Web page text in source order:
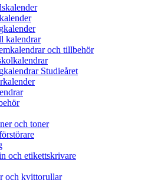
kalendrar
och tillbehör
Studieåret
och toner
och etikettskrivare
och kvittorullar